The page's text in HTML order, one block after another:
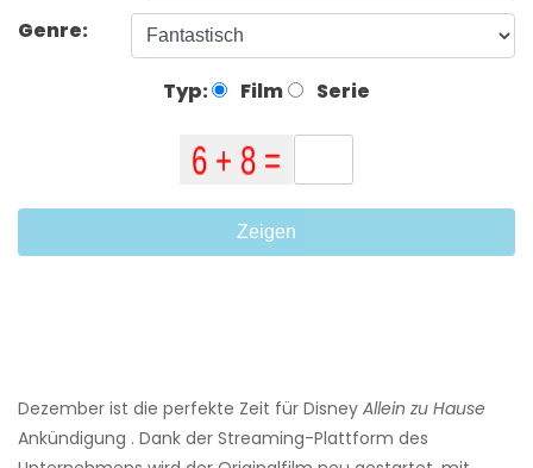
Genre:
Typ: Film Serie
Zeigen
Dezember ist die perfekte Zeit für Disney Allein zu Hause
Ankündigung . Dank der Streaming-Plattform des